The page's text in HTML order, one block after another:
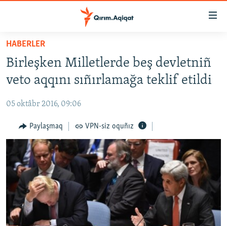
Esas
qaytmaq
Baş
navigatsiyağa
qaytmaq
qaytmaq
HABERLER
SİYASET
İQTİSADİYAT
CEMİYET
MEDENİYET
İNSAN AQLARI
VİDEO
SÜRET
BLOGLAR
FİKİR
HABERLER
Birleşken Milletlerde beş devletniñ
veto aqqını sıñırlamağa teklif etildi
05 oktâbr 2016, 09:06
Paylaşmaq VPN-siz oquñız